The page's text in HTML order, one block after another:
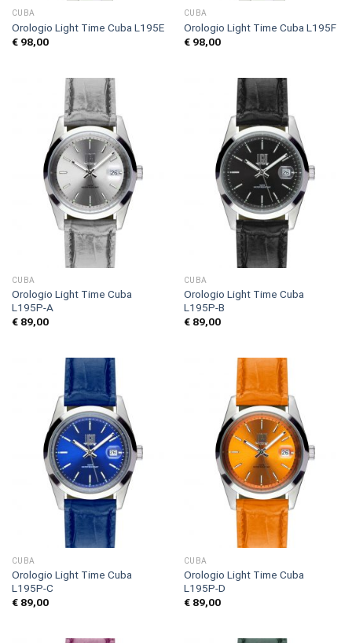
CUBA
Orologio Light Time Cuba L195E
€98,00
CUBA
Orologio Light Time Cuba L195F
€98,00
CUBA
Orologio Light Time Cuba
L195P-A
€89,00
CUBA
Orologio Light Time Cuba
L195P-B
€89,00
CUBA
Orologio Light Time Cuba
L195P-C
€89,00
CUBA
Orologio Light Time Cuba
L195P-D
€89,00